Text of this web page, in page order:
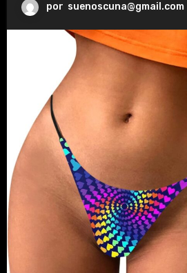
por suenoscuna@gmail.com